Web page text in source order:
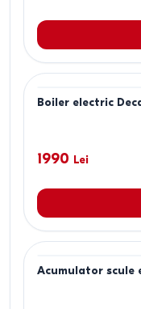
Boiler electric
1990 Lei
Acumulator scule